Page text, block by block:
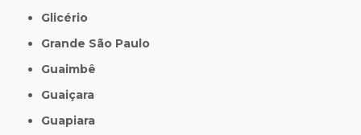
Glicério
Grande São Paulo
Guaimbê
Guaiçara
Guapiara